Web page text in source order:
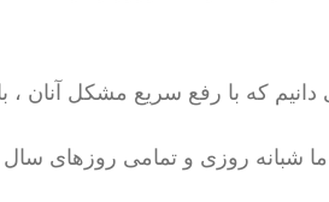
که با رفع سریع مشکل آنان ،
ما شبانه روزی و تمامی روزهای